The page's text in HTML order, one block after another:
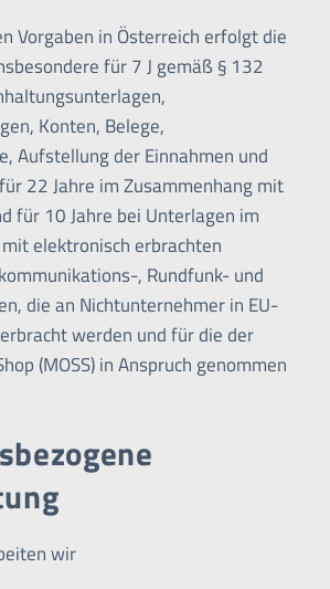
Vorgaben in Österreich erfolgt die
für 7 J gemäß § 132
Konten, Belege,
Aufstellung der Einnahmen und
22 Jahre im Zusammenhang mit
für 10 Jahre bei Unterlagen im
elektronisch erbrachten
, Rundfunk- und
die an Nichtunternehmer in EU-
werden und für die der
(MOSS) in Anspruch genommen
wir